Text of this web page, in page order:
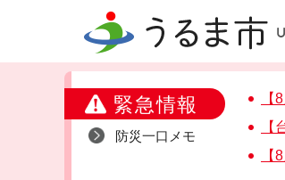
うるま市
緊急情報
防災一口メモ
【
【
【